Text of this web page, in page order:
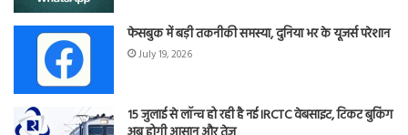
फेसबुक में बड़ी तकनीकी समस्या, दुनिया भर के यूजर्स परेशान
July 19, 2026
15 जुलाई से लॉन्च हो रही है नई IRCTC वेबसाइट, टिकट बुकिंग